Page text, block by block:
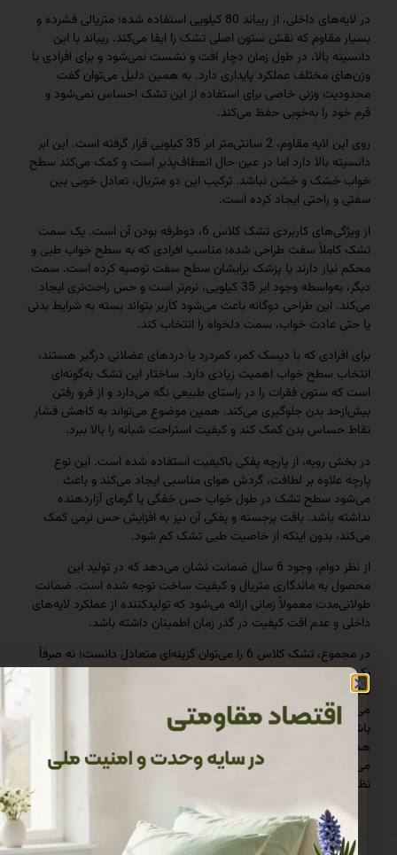
در لایه‌های داخلی، از ریباند 80 کیلویی استفاده شده؛ متریالی فشرده و
که نقش ستون اصلی تشک را ایفا می‌کند. ریباند با این
بالا، در طول زمان دچار افت و نشست نمی‌شود و برای افرادی با
مختلف عملکرد پایداری دارد. به همین دلیل می‌توان گفت
وزنی خاصی برای استفاده از این تشک احساس نمی‌شود و
را به‌خوبی حفظ می‌کند.
روی این لایه مقاوم، 2 سانتی‌متر ابر 35 کیلویی قرار گرفته است. این ابر
بالا دارد اما در عین حال انعطاف‌پذیر است و کمک می‌کند سطح
و خشن نباشد. ترکیب این دو متریال، تعادل خوبی بین
ایجاد کرده است.
از ویژگی‌های کاربردی تشک کلاس 6، دوطرفه بودن آن است. یک سمت
سفت طراحی شده؛ مناسب افرادی که به سطح خواب طبی و
دارند یا پزشک برایشان سطح سفت توصیه کرده است. سمت
دیگر، به‌واسطه وجود ابر 35 کیلویی، نرم‌تر است و حس راحت‌تری ایجاد
طراحی دوگانه باعث می‌شود کاربر بتواند بسته به شرایط بدنی
خواب، سمت دلخواه را انتخاب کند.
که با دیسک کمر، کمردرد یا دردهای عضلانی درگیر هستند،
سطح خواب اهمیت زیادی دارد. ساختار این تشک به‌گونه‌ای
فقرات را در راستای طبیعی نگه می‌دارد و از فرو رفتن
بدن جلوگیری می‌کند. همین موضوع می‌تواند به کاهش فشار
بدن کمک کند و کیفیت استراحت شبانه را بالا ببرد.
از پارچه پفکی باکیفیت استفاده شده است. این نوع
بر لطافت، گردش هوای مناسبی ایجاد می‌کند و باعث
تشک در طول خواب حس خفگی یا گرمای آزاردهنده
باشد. بافت برجسته و پفکی آن نیز به افزایش حس نرمی کمک
بدون اینکه از خاصیت طبی تشک کم شود.
از نظر دوام، وجود 6 سال ضمانت نشان می‌دهد که در تولید این
ماندگاری متریال و کیفیت ساخت توجه شده است. ضمانت
معمولاً زمانی ارائه می‌شود که تولیدکننده از عملکرد لایه‌های
عدم افت کیفیت در گذر زمان اطمینان داشته باشد.
در مجموع، تشک کلاس 6 را می‌توان گزینه‌ای متعادل دانست؛ نه صرفاً
سفت و نه بیش‌ازحد نرم. ترکیب ریباند متراکم، ابر با
مناسب، طراحی دوطرفه و رویه باکیفیت، آن را به انتخابی تبدیل
طیف وسیعی از کاربران می‌توانند با آن احساس راحتی داشته
کسی به‌دنبال تشکی است که هم دوام بالایی داشته باشد و
انتخاب سطح سفت یا نرم را فراهم کند، بررسی این مدل
نقطه شروع خوبی باشد؛ انتخابی که بیشتر از آنکه تبلیغاتی به
بر پایه کارایی و تجربه خواب بهتر شکل گرفته است.